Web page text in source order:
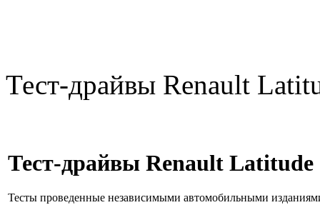
Тест-драйвы Renault
Тест-драйвы Renault Latitude
Тесты проведенные независимыми автомобильными